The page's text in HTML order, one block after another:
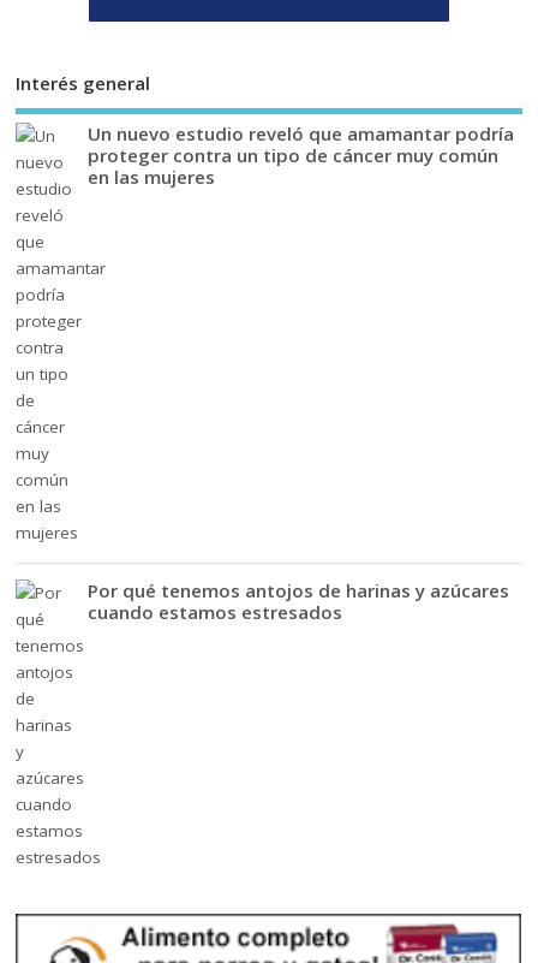
Interés general
Un nuevo estudio reveló que amamantar podría
proteger contra un tipo de cáncer muy común
en las mujeres
Por qué tenemos antojos de harinas y azúcares
cuando estamos estresados